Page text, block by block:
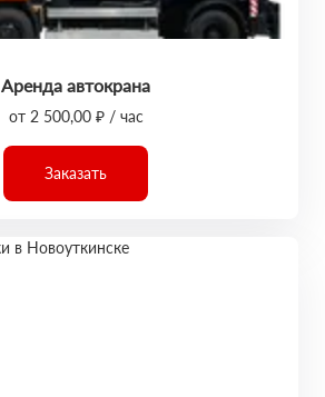
Аренда автокрана
от 2 500,00 ₽ / час
Заказать